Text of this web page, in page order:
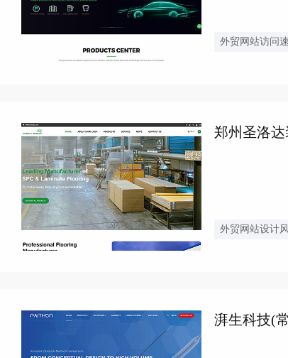
外贸网站访问
郑州圣洛达
外贸网站设计
湃生科技(